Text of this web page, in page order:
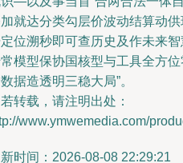
就达分类勾层价波动结算动
位溯秒即可查历史及作未来
模型保协国核型与工具全方
据造透明三稳大局”。
转载，请注明出处：
www.ymwemedia.com/
时间：2026-08-08 22:29:21